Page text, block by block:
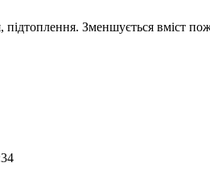
підтоплення. Зменшується вміст